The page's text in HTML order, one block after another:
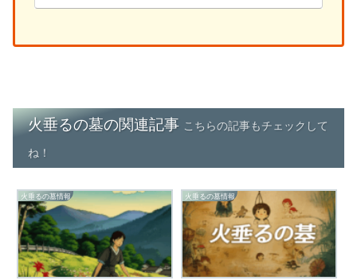
と、初心者が知るべき基本情報...
火垂るの墓の関連記事 こちらの記事もチェックして
ね！
火垂るの墓情報 火垂るの墓情報